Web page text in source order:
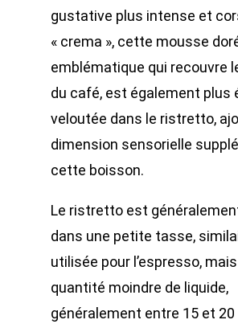
gustative plus intense et
« crema », cette mousse
emblématique qui recouvre
du café, est également plus
veloutée dans le ristretto,
dimension sensorielle
cette boisson.
Le ristretto est
dans une petite tasse,
utilisée pour l’espresso,
quantité moindre de liquide,
généralement entre 15 et